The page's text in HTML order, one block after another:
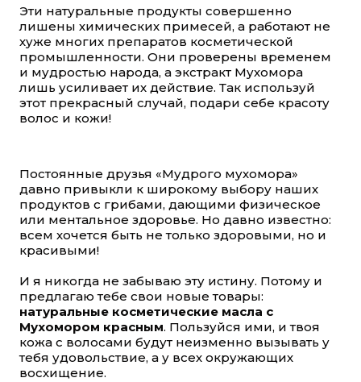
Эти натуральные продукты совершенно
лишены химических примесей, а работают не
хуже многих препаратов косметической
промышленности. Они проверены временем
и мудростью народа, а экстракт Мухомора
лишь усиливает их действие. Так используй
этот прекрасный случай, подари себе красоту
волос и кожи!
Постоянные друзья «Мудрого мухомора»
давно привыкли к широкому выбору наших
продуктов с грибами, дающими физическое
или ментальное здоровье. Но давно известно:
всем хочется быть не только здоровыми, но и
красивыми!
И я никогда не забываю эту истину. Потому и
предлагаю тебе свои новые товары:
натуральные косметические масла с
Мухомором красным. Пользуйся ими, и твоя
кожа с волосами будут неизменно вызывать у
тебя удовольствие, а у всех окружающих
восхищение.